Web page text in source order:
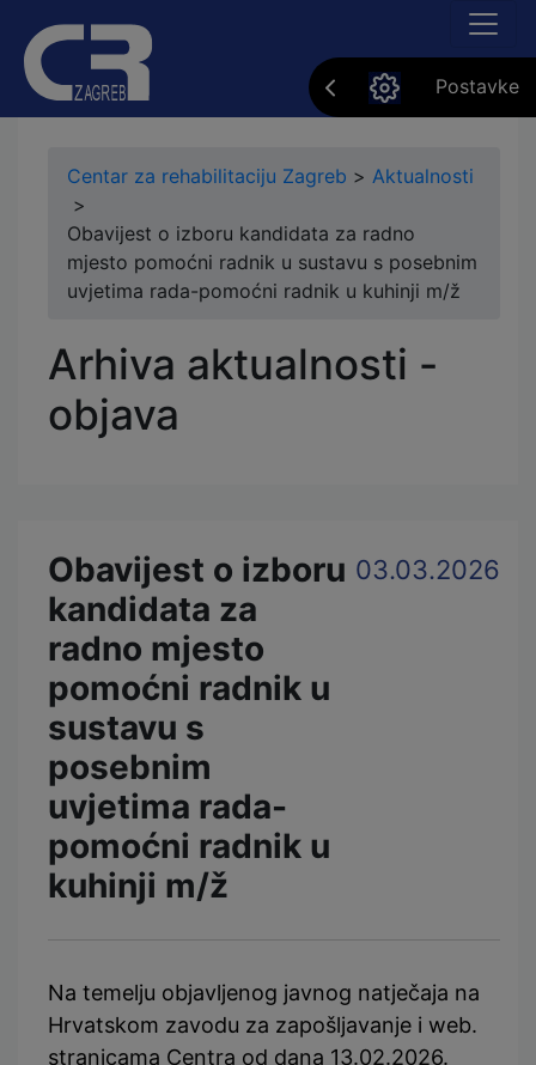
Postavke
Centar za rehabilitaciju Zagreb > Aktualnosti
>
Obavijest o izboru kandidata za radno
mjesto pomoćni radnik u sustavu s posebnim
uvjetima rada-pomoćni radnik u kuhinji m/ž
Arhiva aktualnosti -
objava
Obavijest o izboru
kandidata za
radno mjesto
pomoćni radnik u
sustavu s
posebnim
uvjetima rada-
pomoćni radnik u
kuhinji m/ž
03.03.2026
Na temelju objavljenog javnog natječaja na
Hrvatskom zavodu za zapošljavanje i web.
stranicama Centra od dana 13.02.2026.